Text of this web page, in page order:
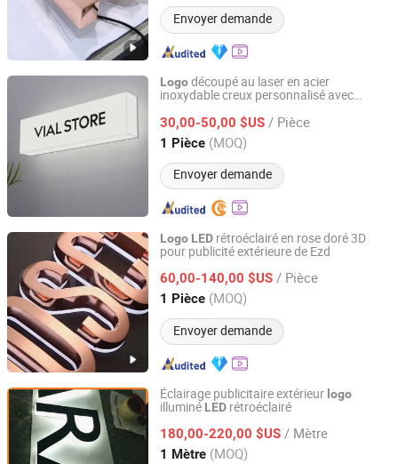
Envoyer demande
Logodécoupé au laser en acier
inoxydable creux personnalisé avec
30,00-50,00 $US / Pièce
1 Pièce (MOQ)
Envoyer demande
Ningbo Xunke International Trade Co., Ltd
Zhejiang, China Depuis 2022
Logo LED rétroéclairé en rose doré 3D
pour publicité extérieure de Ezd
60,00-140,00 $US / Pièce
1 Pièce (MOQ)
Envoyer demande
Shenyang Ezd Sign Co., Ltd
Liaoning, China Depuis 2024
Éclairage publicitaire extérieur logo
illuminé LED rétroéclairé
180,00-220,00 $US / Mètre
1 Mètre (MOQ)
Kunshan Yijiao Decorative Engineering Co., Ltd.
Jiangsu, China Depuis 2015